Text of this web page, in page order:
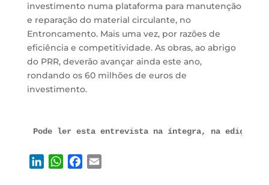
investimento numa plataforma para manutenção
e reparação do material circulante, no
Entroncamento. Mais uma vez, por razões de
eficiência e competitividade. As obras, ao abrigo
do PRR, deverão avançar ainda este ano,
rondando os 60 milhões de euros de
investimento.
Pode ler esta entrevista na íntegra, na edição de
W